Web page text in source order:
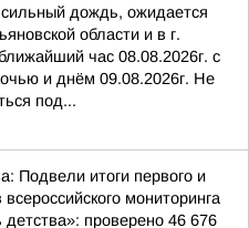
дождь, ожидается
области и в г.
час 08.08.2026г. с
и днём 09.08.2026г. Не
под...
Подвели итоги первого и
всероссийского мониторинга
детства»: проверено 46 676